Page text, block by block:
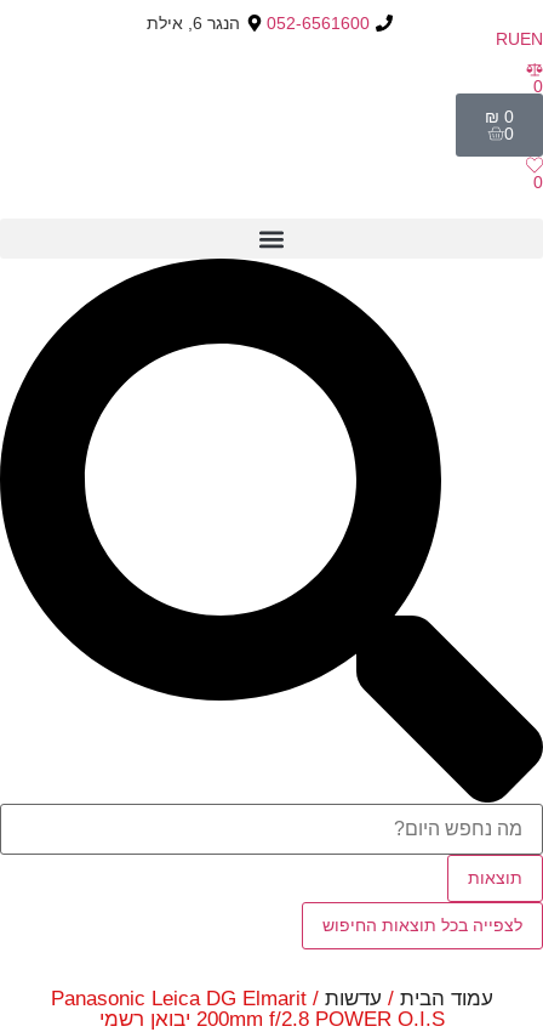
052-6561600
הנגר 6, אילת
EN
RU
0
₪ 0
0
0
תוצאות
לצפייה בכל תוצאות החיפוש
עמוד הבית / עדשות
/ Panasonic Leica DG Elmarit
200mm f/2.8 POWER O.I.S יבואן רשמי